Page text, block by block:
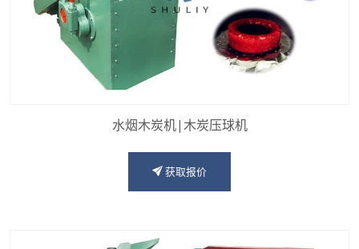
水烟木炭机|木炭压球机
获取报价